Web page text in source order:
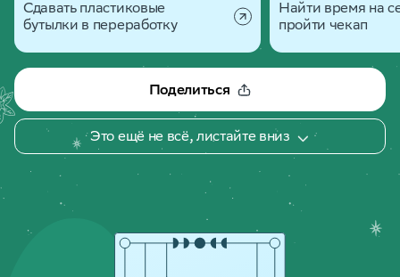
Сдавать пластиковые
бутылки в переработку
Найти время на
пройти чекап
Поделиться
Это ещё не всё, листайте вниз